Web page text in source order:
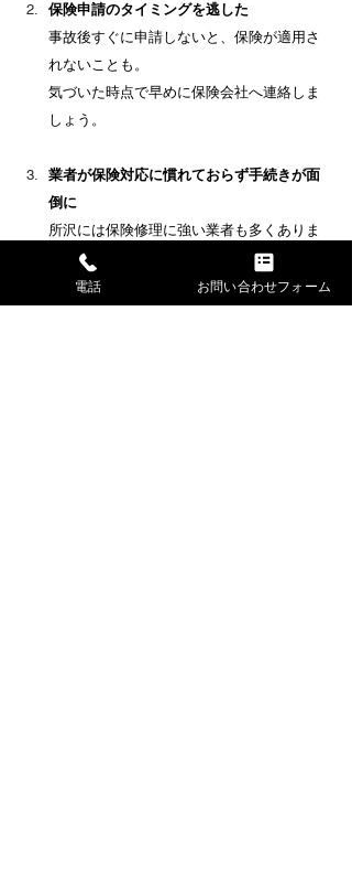
保険申請のタイミングを逃した
事故後すぐに申請しないと、保険が適用さ
れないことも。
気づいた時点で早めに保険会社へ連絡しま
しょう。
業者が保険対応に慣れておらず手続きが面
倒に
所沢には保険修理に強い業者も多くありま
す。
「保険利用可」「書類サポートあり」と明
電話 お問い合わせフォーム